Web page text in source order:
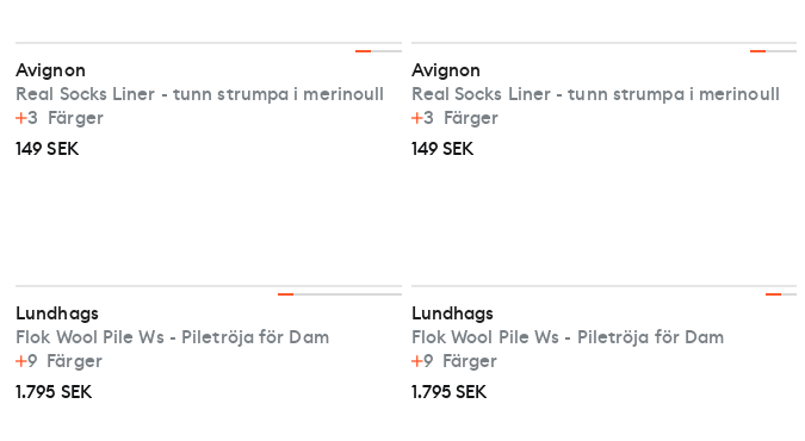
Avignon
Real Socks Liner - tunn strumpa i merinoull
3 Färger
149 SEK
Avignon
Real Socks Liner - tunn strumpa i merinoull
3 Färger
149 SEK
Lundhags
Flok Wool Pile Ws - Piletröja för Dam
9 Färger
1.795 SEK
Lundhags
Flok Wool Pile Ws - Piletröja för Dam
9 Färger
1.795 SEK